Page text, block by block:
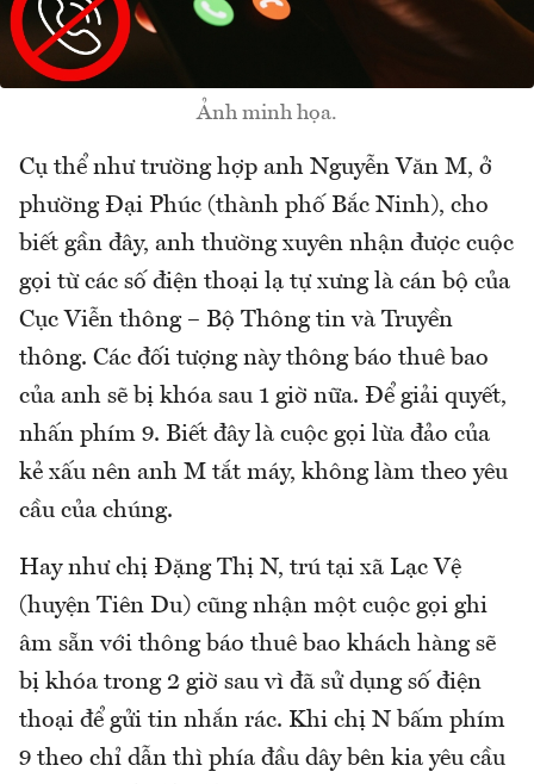
Ảnh minh họa.
Cụ thể như trường hợp anh Nguyễn Văn M, ở
phường Đại Phúc (thành phố Bắc Ninh), cho
biết gần đây, anh thường xuyên nhận được cuộc
gọi từ các số điện thoại lạ tự xưng là cán bộ của
Cục Viễn thông – Bộ Thông tin và Truyền
thông. Các đối tượng này thông báo thuê bao
của anh sẽ bị khóa sau 1 giờ nữa. Để giải quyết,
nhấn phím 9. Biết đây là cuộc gọi lừa đảo của
kẻ xấu nên anh M tắt máy, không làm theo yêu
cầu của chúng.
Hay như chị Đặng Thị N, trú tại xã Lạc Vệ
(huyện Tiên Du) cũng nhận một cuộc gọi ghi
âm sẵn với thông báo thuê bao khách hàng sẽ
bị khóa trong 2 giờ sau vì đã sử dụng số điện
thoại để gửi tin nhắn rác. Khi chị N bấm phím
9 theo chỉ dẫn thì phía đầu dây bên kia yêu cầu